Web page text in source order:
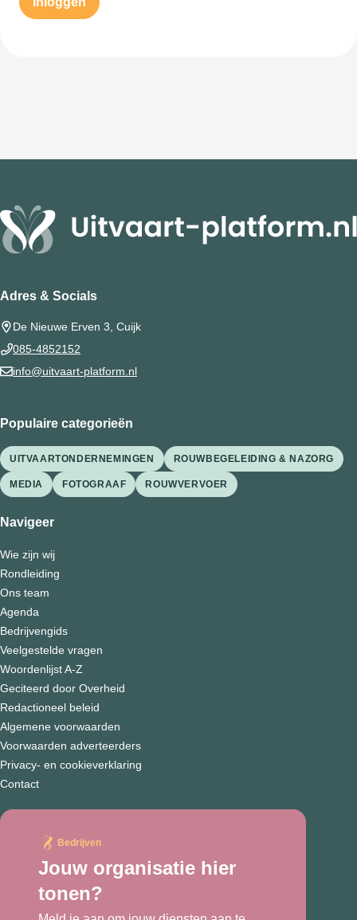
Adres & Socials
De Nieuwe Erven 3, Cuijk
085-4852152
info@uitvaart-platform.nl
Populaire categorieën
UITVAARTONDERNEMINGEN ROUWBEGELEIDING & NAZORG
MEDIA FOTOGRAAF ROUWVERVOER
Navigeer
Wie zijn wij
Rondleiding
Ons team
Agenda
Bedrijvengids
Veelgestelde vragen
Woordenlijst A-Z
Geciteerd door Overheid
Redactioneel beleid
Algemene voorwaarden
Voorwaarden adverteerders
Privacy- en cookieverklaring
Contact
Bedrijven
Jouw organisatie hier
tonen?